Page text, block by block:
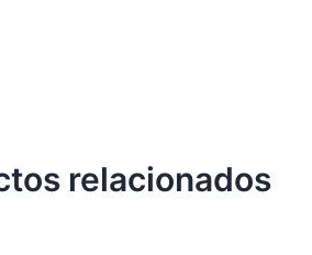
relacionados